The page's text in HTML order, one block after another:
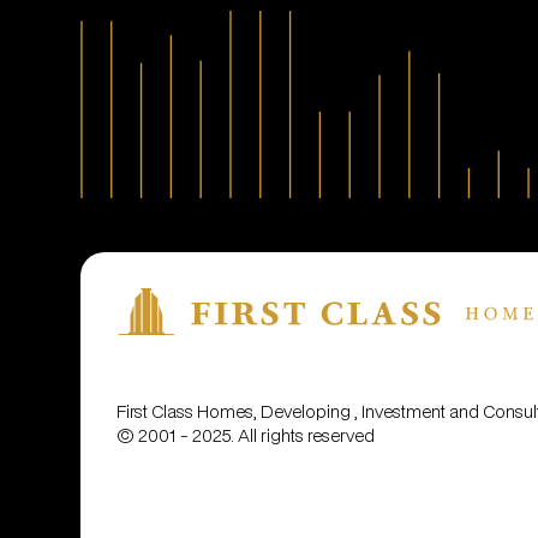
First Class Homes, Developing , Investment and
© 2001 - 2025. All rights reserved